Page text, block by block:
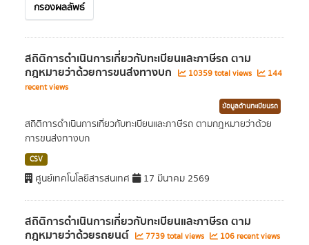
กรองผลลัพธ์
สถิติการดำเนินการเกี่ยวกับทะเบียนและภาษีรถ ตาม
กฎหมายว่าด้วยการขนส่งทางบก 10359 total views
144
recent views
ข้อมูลด้านทะเบียนรถ
สถิติการดำเนินการเกี่ยวกับทะเบียนและภาษีรถ ตามกฎหมายว่าด้วย
การขนส่งทางบก
CSV
ศูนย์เทคโนโลยีสารสนเทศ 17 มีนาคม 2569
สถิติการดำเนินการเกี่ยวกับทะเบียนและภาษีรถ ตาม
กฎหมายว่าด้วยรถยนต์ 7739 total views 106 recent views